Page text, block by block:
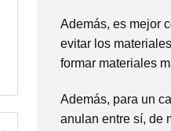
Además, es mejor
evitar los
formar materiales
Además, para un
anulan entre sí, de